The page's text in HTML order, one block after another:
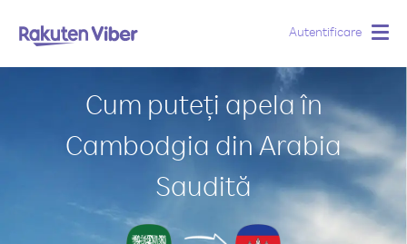
Autentificare
Cum puteți apela în
Cambodgia din Arabia
Saudită